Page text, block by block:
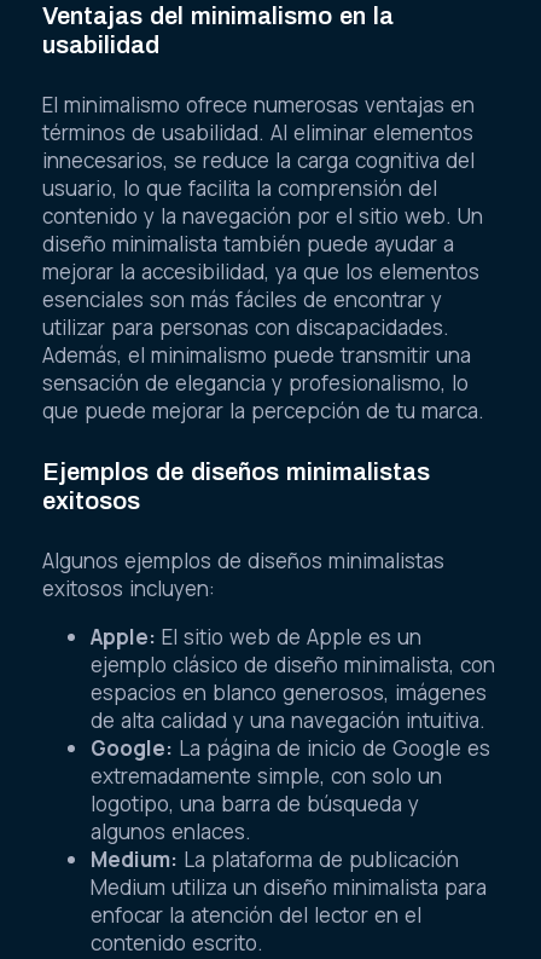
Ventajas del minimalismo en la
usabilidad
El minimalismo ofrece numerosas ventajas en
términos de usabilidad. Al eliminar elementos
innecesarios, se reduce la carga cognitiva del
usuario, lo que facilita la comprensión del
contenido y la navegación por el sitio web. Un
diseño minimalista también puede ayudar a
mejorar la accesibilidad, ya que los elementos
esenciales son más fáciles de encontrar y
utilizar para personas con discapacidades.
Además, el minimalismo puede transmitir una
sensación de elegancia y profesionalismo, lo
que puede mejorar la percepción de tu marca.
Ejemplos de diseños minimalistas
exitosos
Algunos ejemplos de diseños minimalistas
exitosos incluyen:
Apple: El sitio web de Apple es un
ejemplo clásico de diseño minimalista, con
espacios en blanco generosos, imágenes
de alta calidad y una navegación intuitiva.
Google: La página de inicio de Google es
extremadamente simple, con solo un
logotipo, una barra de búsqueda y
algunos enlaces.
Medium: La plataforma de publicación
Medium utiliza un diseño minimalista para
enfocar la atención del lector en el
contenido escrito.